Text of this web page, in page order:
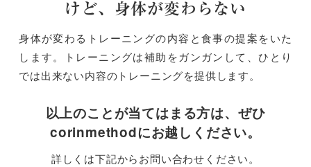
けど、 身体が変わらない
身体が変わるトレーニングの内容と食事の提案をいた
します。トレーニングは補助をガンガンして、ひとり
では出来ない内容のトレーニングを提供します。
以上のことが当てはまる方は、 ぜひ
corinmethodにお越しください。
詳しくは下記からお問い合わせください。